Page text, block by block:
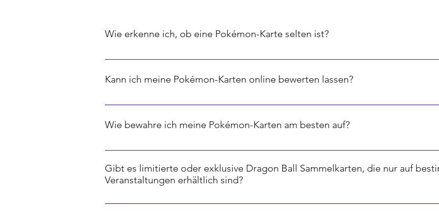
Wie erkenne ich, ob eine Pokémon-Karte selten ist?
Seltenheit bei Pokémon-Karten wird oft durch ein Symbol in der unteren rechten Ecke
Kann ich meine Pokémon-Karten online bewerten lassen?
Ja, es gibt verschiedene Online-Plattformen und Tools, die dir helfen können, den Wert deiner
Wie bewahre ich meine Pokémon-Karten am besten auf?
Um deine Pokémon-Karten optimal zu schützen, empfehlen wir die Verwendung von
aufzubewahren, um ihre Qualität langfristig zu erhalten.
Gibt es limitierte oder exklusive Dragon Ball Sammelkarten, die nur auf
Veranstaltungen erhältlich sind?
Ja, viele Dragon Ball Sammelkartenspiele veröffentlichen limitierte oder exklusive Karten, die